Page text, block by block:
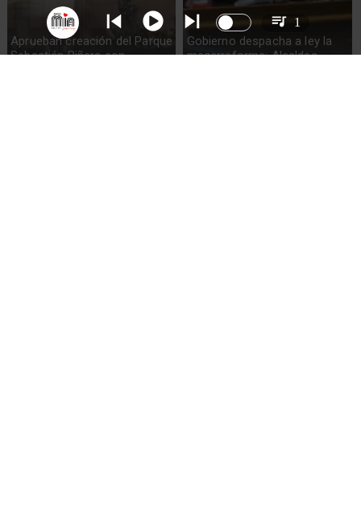
Aprueban creación del Parque
Sebastián Piñera con
Gobierno despacha a ley la
megarreforma: Alcaldes
1